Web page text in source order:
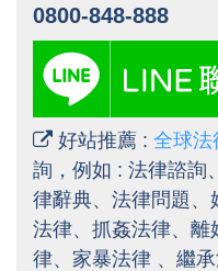
0800-848-888
好站推薦 : 全球法
詢，例如 : 法律諮詢、
律辭典、 法律問題 、
法律、 抓姦法律、 離
律、 家暴法律 、繼